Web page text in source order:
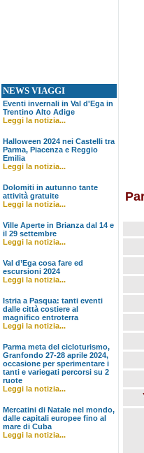
NEWS VIAGGI
Eventi invernali in Val d'Ega in
Trentino Alto Adige
Leggi la notizia...
Halloween 2024 nei Castelli tra
Parma, Piacenza e Reggio
Emilia
Leggi la notizia...
Dolomiti in autunno tante
attività gratuite
Leggi la notizia...
Ville Aperte in Brianza dal 14 e
il 29 settembre
Leggi la notizia...
Val d’Ega cosa fare ed
escursioni 2024
Leggi la notizia...
Istria a Pasqua: tanti eventi
dalle città costiere al
magnifico entroterra
Leggi la notizia...
Parma meta del cicloturismo,
Granfondo 27-28 aprile 2024,
occasione per sperimentare i
tanti e variegati percorsi su 2
ruote
Leggi la notizia...
Mercatini di Natale nel mondo,
dalle capitali europee fino al
mare di Cuba
Leggi la notizia...